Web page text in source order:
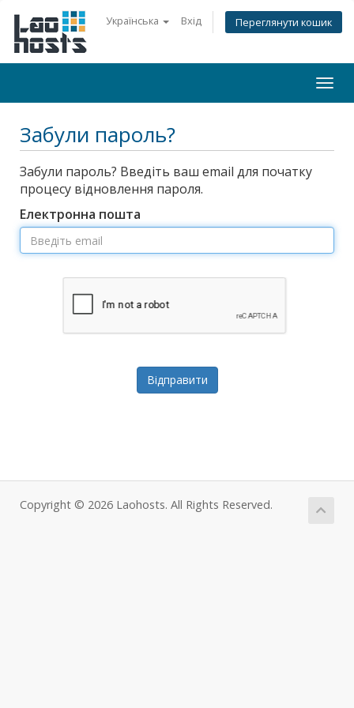
Українська Вхід Переглянути кошик
Забули пароль?
Забули пароль? Введіть ваш email для початку
процесу відновлення пароля.
Електронна пошта
Відправити
Copyright © 2026 Laohosts. All Rights Reserved.